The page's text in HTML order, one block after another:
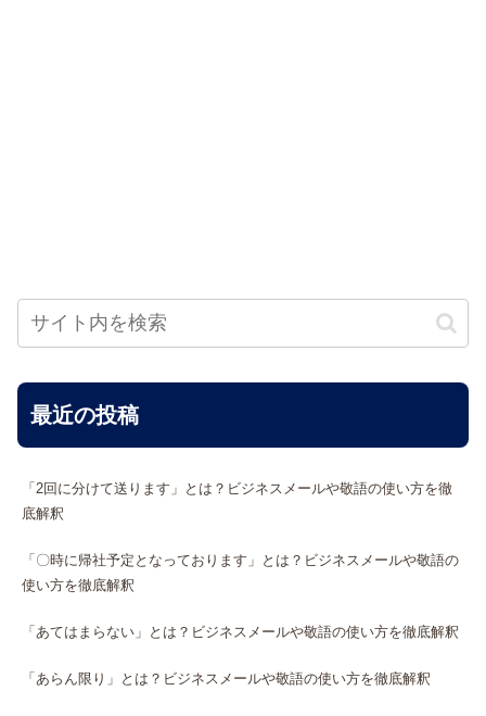
最近の投稿
「2回に分けて送ります」とは？ビジネスメールや敬語の使い方を徹
底解釈
「〇時に帰社予定となっております」とは？ビジネスメールや敬語の
使い方を徹底解釈
「あてはまらない」とは？ビジネスメールや敬語の使い方を徹底解釈
「あらん限り」とは？ビジネスメールや敬語の使い方を徹底解釈